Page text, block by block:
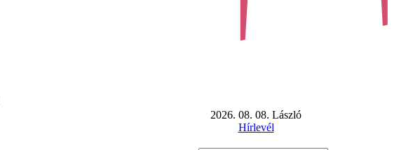
2026. 08. 08. László
Hírlevél